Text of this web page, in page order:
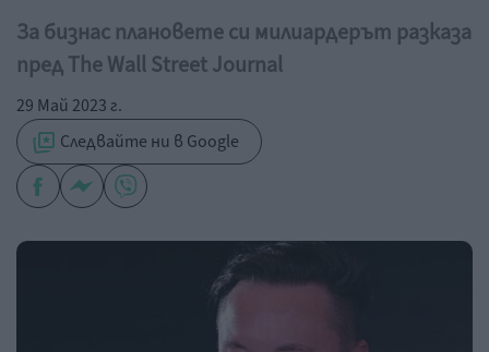
За бизнас плановете си милиардерът разказа
пред The Wall Street Journal
29 Май 2023 г.
Следвайте ни в Google